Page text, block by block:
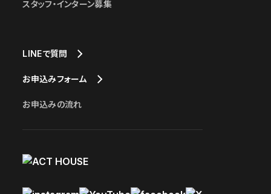
スタッフ・インターン募集
LINEで質問
お申込みフォーム
お申込みの流れ